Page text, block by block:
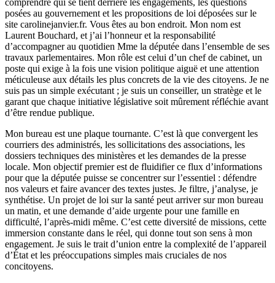
posées au gouvernement et les propositions de loi déposées sur le
site carolinejanvier.fr. Vous êtes au bon endroit. Mon nom est
Laurent Bouchard, et j’ai l’honneur et la responsabilité
d’accompagner au quotidien Mme la députée dans l’ensemble de ses
travaux parlementaires. Mon rôle est celui d’un chef de cabinet, un
poste qui exige à la fois une vision politique aiguë et une attention
méticuleuse aux détails les plus concrets de la vie des citoyens. Je ne
suis pas un simple exécutant ; je suis un conseiller, un stratège et le
garant que chaque initiative législative soit mûrement réfléchie avant
d’être rendue publique.
Mon bureau est une plaque tournante. C’est là que convergent les
courriers des administrés, les sollicitations des associations, les
dossiers techniques des ministères et les demandes de la presse
locale. Mon objectif premier est de fluidifier ce flux d’informations
pour que la députée puisse se concentrer sur l’essentiel : défendre
nos valeurs et faire avancer des textes justes. Je filtre, j’analyse, je
synthétise. Un projet de loi sur la santé peut arriver sur mon bureau
un matin, et une demande d’aide urgente pour une famille en
difficulté, l’après-midi même. C’est cette diversité de missions, cette
immersion constante dans le réel, qui donne tout son sens à mon
engagement. Je suis le trait d’union entre la complexité de l’appareil
d’État et les préoccupations simples mais cruciales de nos
concitoyens.